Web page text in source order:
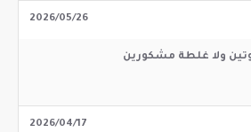
2026/05/26
ولا غلطة مشكورين
2026/04/17